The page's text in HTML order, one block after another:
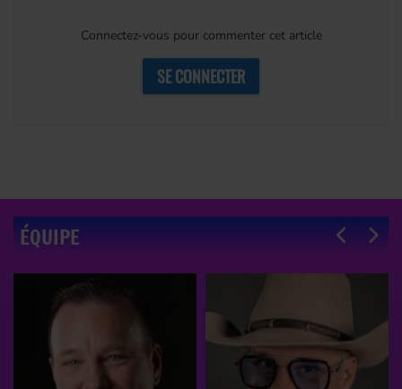
Connectez-vous pour commenter cet article
SE CONNECTER
ÉQUIPE